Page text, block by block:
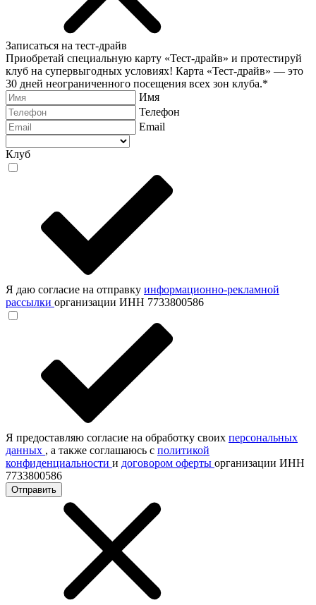
Записаться на тест-драйв
Приобретай специальную карту «Тест-драйв» и протестируй
клуб на супервыгодных условиях! Карта «Тест-драйв» — это
30 дней неограниченного посещения всех зон клуба.*
Имя
Телефон
Email
Клуб
Я даю согласие на отправку информационно-рекламной
рассылки организации ИНН 7733800586
Я предоставляю согласие на обработку своих персональных
данных , а также соглашаюсь с политикой
конфиденциальности и договором оферты организации ИНН
7733800586
Отправить